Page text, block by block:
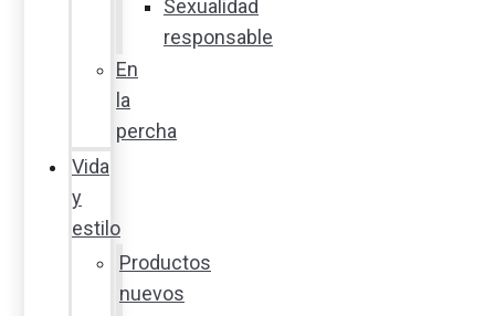
Sexualidad
responsable
En
la
percha
Vida
y
estilo
Productos
nuevos